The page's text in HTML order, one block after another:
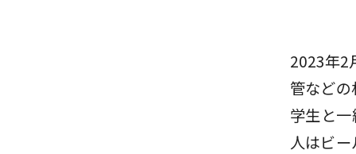
2023年2
管など
学生と
人はビ